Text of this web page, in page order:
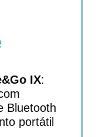
IX:
Bluetooth
portátil